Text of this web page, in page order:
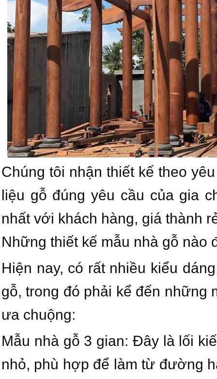
Chúng tôi nhận thiết kế theo
liệu gỗ đúng yêu cầu của gia
nhất với khách hàng, giá thành
Những thiết kế mẫu nhà gỗ
Hiện nay, có rất nhiều kiểu
gỗ, trong đó phải kể đến những
ưa chuộng:
Mẫu nhà gỗ 3 gian: Đây là lối
nhỏ, phù hợp để làm từ đường